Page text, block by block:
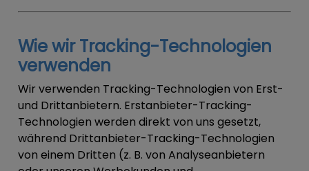
Wie wir Tracking-Technologien
verwenden
Wir verwenden Tracking-Technologien von Erst-
und Drittanbietern. Erstanbieter-Tracking-
Technologien werden direkt von uns gesetzt,
während Drittanbieter-Tracking-Technologien
von einem Dritten (z. B. von Analyseanbietern